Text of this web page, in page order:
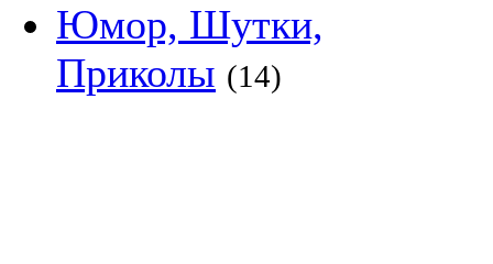
Юмор, Шутки,
Приколы (14)